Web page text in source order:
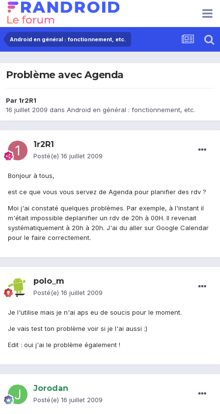
Android en général : fonctionnement, etc.
Problème avec Agenda
Par 1r2R1
16 juillet 2009 dans Android en général : fonctionnement, etc.
1r2R1
Posté(e) 16 juillet 2009
Bonjour à tous,
est ce que vous vous servez de Agenda pour planifier des rdv ?
Moi j'ai constaté quelques problèmes. Par exemple, à l'instant il
m'était impossible deplanifier un rdv de 20h à 00H. Il revenait
systématiquement à 20h à 20h. J'ai du aller sur Google Calendar
pour le faire correctement.
polo_m
Posté(e) 16 juillet 2009
Je l'utilise mais je n'ai aps eu de soucis pour le moment.
Je vais test ton problème voir si je l'ai aussi :)
Edit : oui j'ai le problème également !
Jorodan
Posté(e) 16 juillet 2009